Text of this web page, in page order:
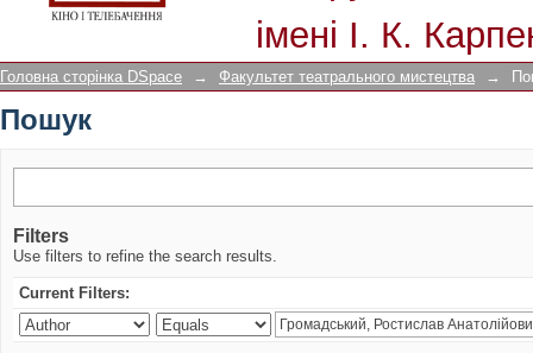
імені І. К.
Головна сторінка DSpace → Факультет театрального мистецтва →
Пошук
Filters
Use filters to refine the search results.
Current Filters: